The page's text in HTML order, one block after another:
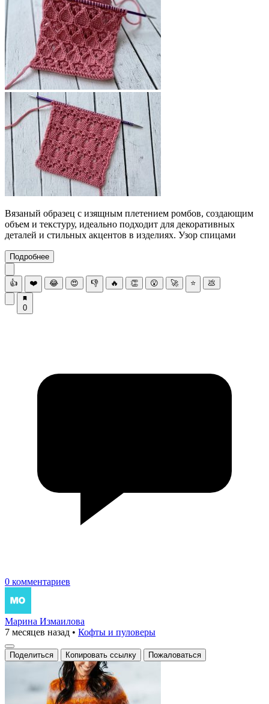
Вязаный образец с изящным плетением ромбов, создающим
объем и текстуру, идеально подходит для декоративных
деталей и стильных акцентов в изделиях. Узор спицами
Подробнее
👍 ❤️ 😂 😍 👎 🔥 👏 😮 🚀 ⭐ 💩
0
0 комментариев
Марина Измаилова
7 месяцев назад • Кофты и пуловеры
Поделиться Копировать ссылку Пожаловаться